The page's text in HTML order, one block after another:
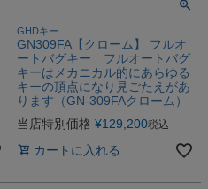
GHDキー
GN309FA【クローム】 フルオ
ートバグキー フルオートバグ
キーはメカニカル的にあらゆる
キーの頂点になり見ごたえがあ
ります（GN-309FAクローム）
当店特別価格 ¥129,200税込
カートに入れる